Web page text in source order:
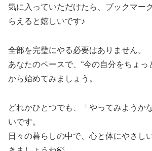
気に入っていただけたら、ブックマー
らえると嬉しいです♪
全部を完璧にやる必要はありません。
あなたのペースで、“今の自分をちょっ
から始めてみましょう。
どれかひとつでも、「やってみようか
いです。
日々の暮らしの中で、心と体にやさし